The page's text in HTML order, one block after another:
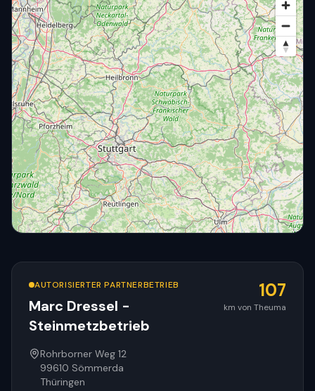
AUTORISIERTER PARTNERBETRIEB
Marc Dressel -
Steinmetzbetrieb
107
km von Theuma
Rohrborner Weg 12
99610 Sömmerda
Thüringen